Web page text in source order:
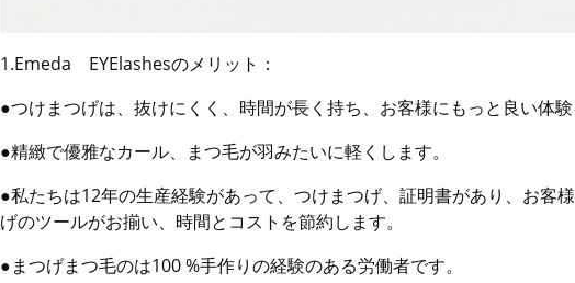
1.Emeda EYElashesのメリット：
●つけまつげは、抜けにくく、時間が長く持ち、お客様にもっと良い体験
●精緻で優雅なカール、まつ毛が羽みたいに軽くします。
●私たちは12年の生産経験があって、つけまつげ、証明書があり、お客
げのツールがお揃い、時間とコストを節約します。
●まつげまつ毛のは100 %手作りの経験のある労働者です。